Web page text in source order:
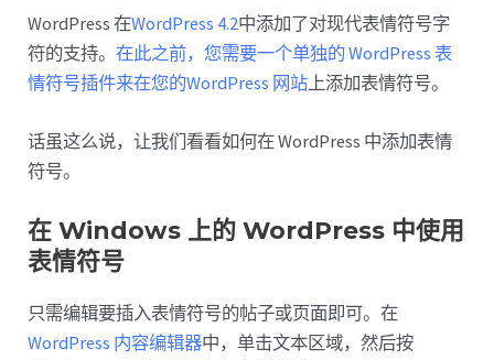
WordPress 在WordPress 4.2中添加了对现代表情符号字
符的支持。在此之前，您需要一个单独的 WordPress 表
情符号插件来在您的WordPress 网站 上添加表情符号。
话虽这么说，让我们看看如何在 WordPress 中添加表情
符号。
在 Windows 上的 WordPress 中使用
表情符号
只需编辑要插入表情符号的帖子或页面即可。在
WordPress 内容编辑器中，单击文本区域，然后按